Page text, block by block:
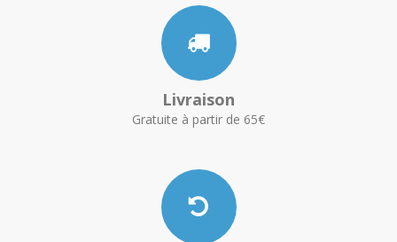
Livraison
Gratuite à partir de 65€